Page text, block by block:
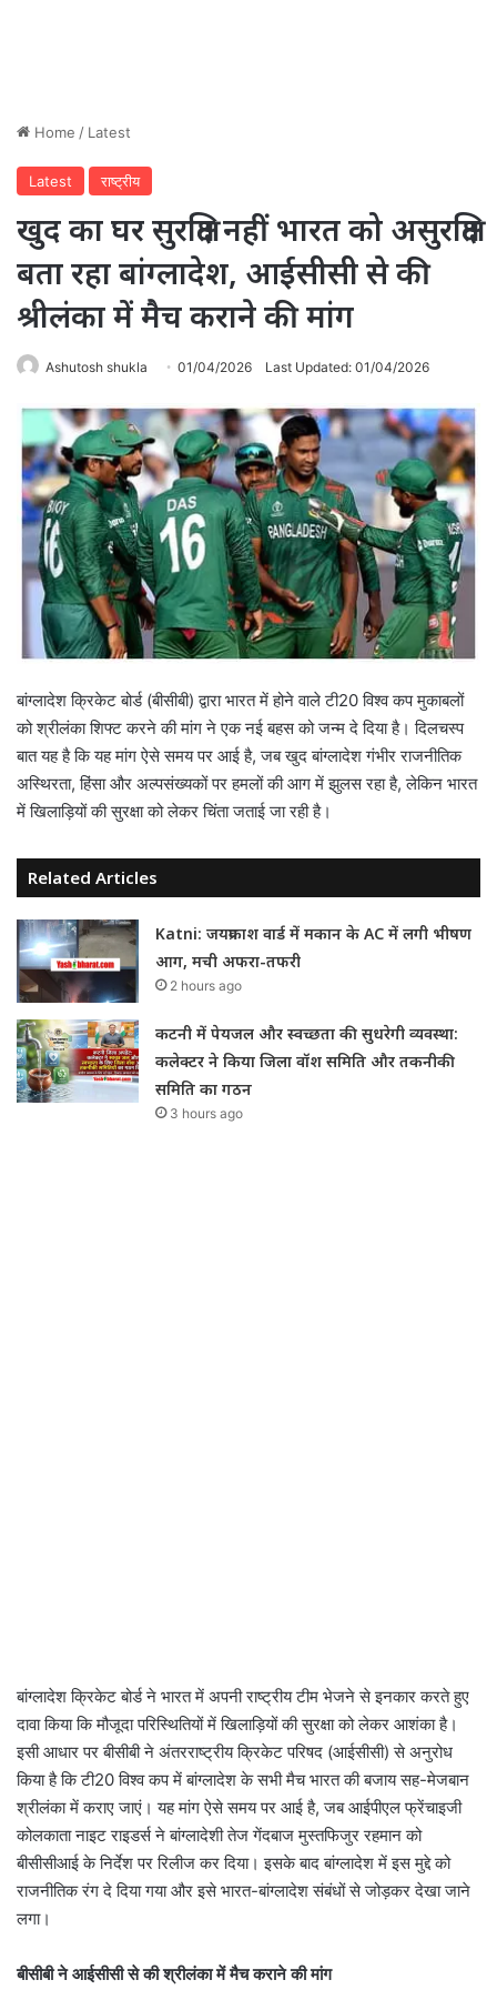
Home / Latest
Latest राष्ट्रीय
खुद का घर सुरक्षित नहीं भारत को असुरक्षित
बता रहा बांग्लादेश, आईसीसी से की
श्रीलंका में मैच कराने की मांग
Ashutosh shukla 01/04/2026 Last Updated: 01/04/2026
बांग्लादेश क्रिकेट बोर्ड (बीसीबी) द्वारा भारत में होने वाले टी20 विश्व कप मुकाबलों
को श्रीलंका शिफ्ट करने की मांग ने एक नई बहस को जन्म दे दिया है। दिलचस्प
बात यह है कि यह मांग ऐसे समय पर आई है, जब खुद बांग्लादेश गंभीर राजनीतिक
अस्थिरता, हिंसा और अल्पसंख्यकों पर हमलों की आग में झुलस रहा है, लेकिन भारत
में खिलाड़ियों की सुरक्षा को लेकर चिंता जताई जा रही है।
Related Articles
Katni: जयप्रकाश वार्ड में मकान के AC में लगी भीषण
आग, मची अफरा-तफरी
2 hours ago
कटनी में पेयजल और स्वच्छता की सुधरेगी व्यवस्था:
कलेक्टर ने किया जिला वॉश समिति और तकनीकी
समिति का गठन
3 hours ago
बांग्लादेश क्रिकेट बोर्ड ने भारत में अपनी राष्ट्रीय टीम भेजने से इनकार करते हुए
दावा किया कि मौजूदा परिस्थितियों में खिलाड़ियों की सुरक्षा को लेकर आशंका है।
इसी आधार पर बीसीबी ने अंतरराष्ट्रीय क्रिकेट परिषद (आईसीसी) से अनुरोध
किया है कि टी20 विश्व कप में बांग्लादेश के सभी मैच भारत की बजाय सह-मेजबान
श्रीलंका में कराए जाएं। यह मांग ऐसे समय पर आई है, जब आईपीएल फ्रेंचाइजी
कोलकाता नाइट राइडर्स ने बांग्लादेशी तेज गेंदबाज मुस्तफिजुर रहमान को
बीसीसीआई के निर्देश पर रिलीज कर दिया। इसके बाद बांग्लादेश में इस मुद्दे को
राजनीतिक रंग दे दिया गया और इसे भारत-बांग्लादेश संबंधों से जोड़कर देखा जाने
लगा।
बीसीबी ने आईसीसी से की श्रीलंका में मैच कराने की मांग